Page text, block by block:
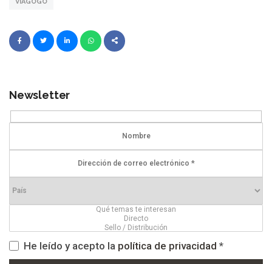
VIAGOGO
Newsletter
He leído y acepto la política de privacidad *